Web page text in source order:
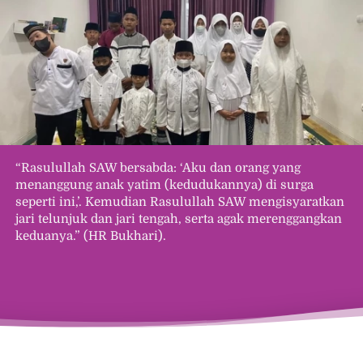
“Rasulullah SAW bersabda: ‘Aku dan orang yang
menanggung anak yatim (kedudukannya) di surga
seperti ini,’. Kemudian Rasulullah SAW mengisyaratkan
jari telunjuk dan jari tengah, serta agak merenggangkan
keduanya.” (HR Bukhari).